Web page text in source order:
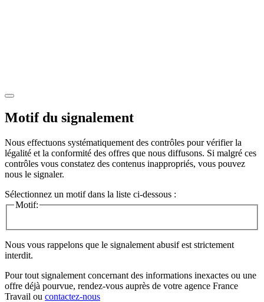
Motif du signalement
Nous effectuons systématiquement des contrôles pour vérifier la
légalité et la conformité des offres que nous diffusons. Si malgré ces
contrôles vous constatez des contenus inappropriés, vous pouvez
nous le signaler.
Sélectionnez un motif dans la liste ci-dessous :
Motif:
Nous vous rappelons que le signalement abusif est strictement
interdit.
Pour tout signalement concernant des informations inexactes ou une
offre déjà pourvue, rendez-vous auprès de votre agence France
Travail ou contactez-nous